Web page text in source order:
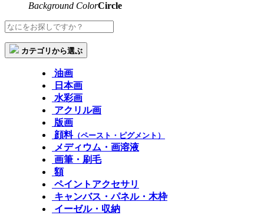
Background ColorCircle
カテゴリから選ぶ
油画
日本画
水彩画
アクリル画
版画
顔料（ペースト・ピグメント）
メディウム・画溶液
画筆・刷毛
額
ペイントアクセサリ
キャンバス・パネル・木枠
イーゼル・収納